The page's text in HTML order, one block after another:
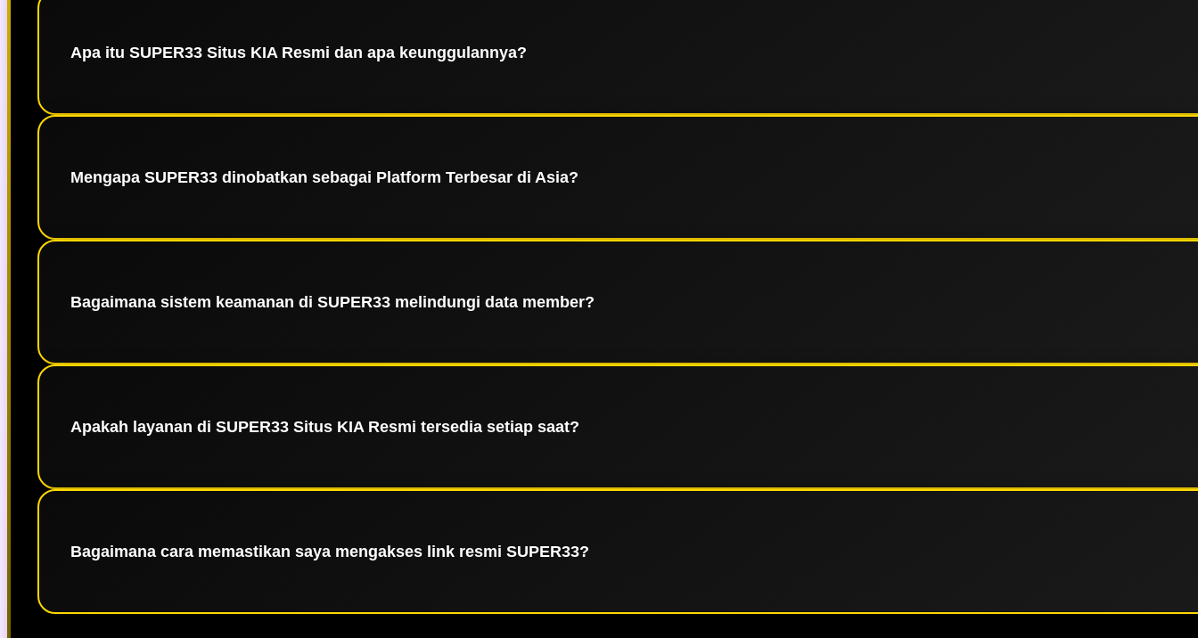
Apa itu SUPER33 Situs KIA Resmi dan apa keunggulannya?
SUPER33 👑 Situs KIA Resmi adalah platform hiburan digital terbesar dan terpercaya di Asia yang menyajikan standar operasional kelas dunia. Keunggulan utamanya
Mengapa SUPER33 dinobatkan sebagai Platform Terbesar di Asia?
Gelar sebagai platform terbesar diraih karena SUPER33 memiliki jangkauan layanan yang luas di berbagai negara Asia dengan kapasitas server yang mampu
Bagaimana sistem keamanan di SUPER33 melindungi data member?
Keamanan adalah prioritas di SUPER33 👑. Kami mengimplementasikan sistem keamanan berlapis menggunakan teknologi SSL (Secure Socket Layer) terbaru untuk
Apakah layanan di SUPER33 Situs KIA Resmi tersedia setiap saat?
Tentu saja. Sebagai platform terpercaya, SUPER33 menyediakan layanan operasional dan dukungan pelanggan selama 24 jam nonstop setiap harinya. Tim
Bagaimana cara memastikan saya mengakses link resmi SUPER33?